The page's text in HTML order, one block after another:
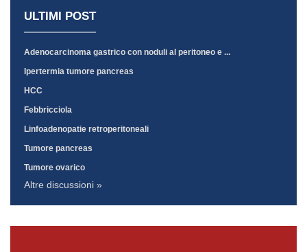
ULTIMI POST
Adenocarcinoma gastrico con noduli al peritoneo e ...
Ipertermia tumore pancreas
HCC
Febbricciola
Linfoadenopatie retroperitoneali
Tumore pancreas
Tumore ovarico
Altre discussioni »